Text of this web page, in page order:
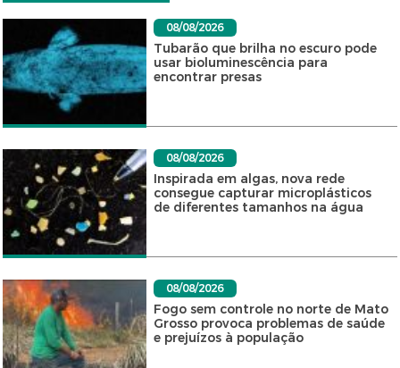
08/08/2026
Tubarão que brilha no escuro pode
usar bioluminescência para
encontrar presas
08/08/2026
Inspirada em algas, nova rede
consegue capturar microplásticos
de diferentes tamanhos na água
08/08/2026
Fogo sem controle no norte de Mato
Grosso provoca problemas de saúde
e prejuízos à população